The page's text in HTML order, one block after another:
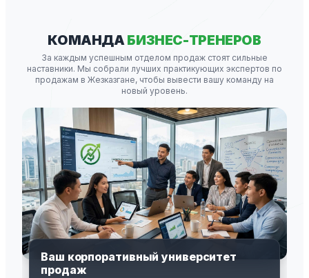
КОМАНДАБИЗНЕС-ТРЕНЕРОВ
За каждым успешным отделом продаж стоят сильные
наставники. Мы собрали лучших практикующих экспертов по
продажам в Жезказгане, чтобы вывести вашу команду на
новый уровень.
Ваш корпоративный университет
продаж